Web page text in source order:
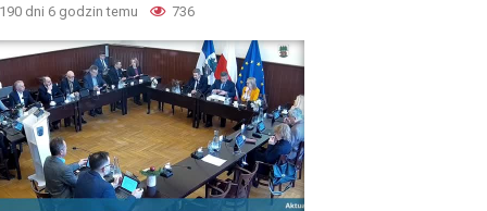
190 dni 6 godzin temu 736